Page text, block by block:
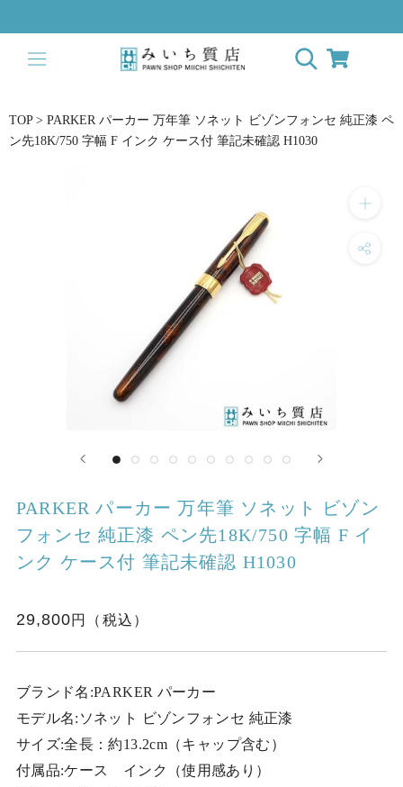
キ
て
コ
TOP > PARKER パーカー 万年筆 ソネット ビゾンフォンセ 純正漆 ペ
ン先18K/750 字幅 F インク ケース付 筆記未確認 H1030
PARKER パーカー 万年筆 ソネット ビゾン
フォンセ 純正漆 ペン先18K/750 字幅 F イ
ンク ケース付 筆記未確認 H1030
29,800
ブランド名:PARKER パーカー
モデル名:ソネット ビゾンフォンセ 純正漆
サイズ:全長：約13.2cm（キャップ含む）
付属品:ケース インク（使用感あり）